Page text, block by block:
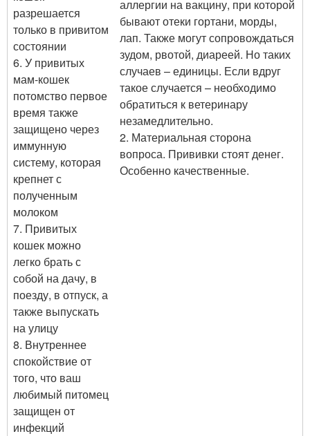
разрешается
только в привитом
состоянии
6. У привитых
мам-кошек
потомство первое
время также
защищено через
иммунную
систему, которая
крепнет с
полученным
молоком
7. Привитых
кошек можно
легко брать с
собой на дачу, в
поезду, в отпуск, а
также выпускать
на улицу
8. Внутреннее
спокойствие от
того, что ваш
любимый питомец
защищен от
инфекций
аллергии на вакцину, при которой
бывают отеки гортани, морды,
лап. Также могут сопровождаться
зудом, рвотой, диареей. Но таких
случаев – единицы. Если вдруг
такое случается – необходимо
обратиться к ветеринару
незамедлительно.
2. Материальная сторона
вопроса. Прививки стоят денег.
Особенно качественные.